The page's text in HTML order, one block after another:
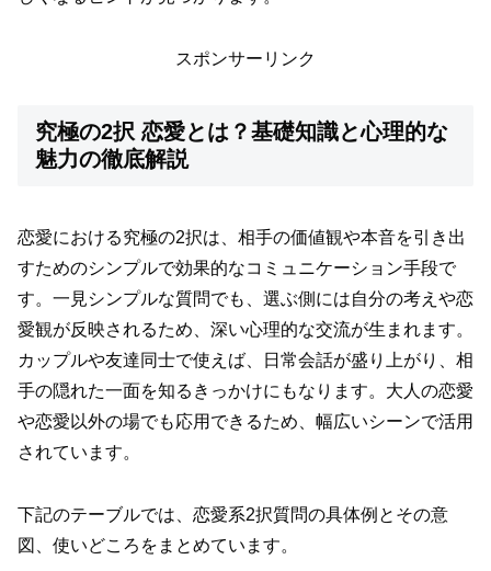
スポンサーリンク
究極の2択 恋愛とは？基礎知識と心理的な
魅力の徹底解説
恋愛における究極の2択は、相手の価値観や本音を引き出
すためのシンプルで効果的なコミュニケーション手段で
す。一見シンプルな質問でも、選ぶ側には自分の考えや恋
愛観が反映されるため、深い心理的な交流が生まれます。
カップルや友達同士で使えば、日常会話が盛り上がり、相
手の隠れた一面を知るきっかけにもなります。大人の恋愛
や恋愛以外の場でも応用できるため、幅広いシーンで活用
されています。
下記のテーブルでは、恋愛系2択質問の具体例とその意
図、使いどころをまとめています。